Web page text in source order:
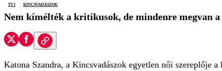
tv2
kincsvadászok
Nem kímélték a kritikusok, de mindenre megvan
Katona Szandra, a Kincsvadászok egyetlen női szereplője